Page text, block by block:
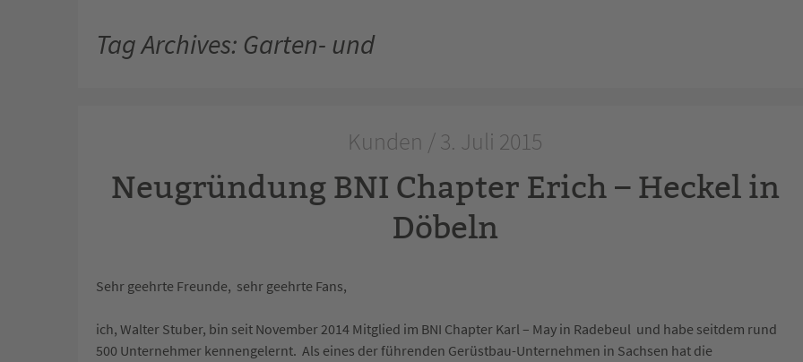
Tag Archives: Garten- und
Kunden / 3. Juli 2015
Neugründung BNI Chapter Erich – Heckel in
Döbeln
Sehr geehrte Freunde, sehr geehrte Fans,
ich, Walter Stuber, bin seit November 2014 Mitglied im BNI Chapter Karl – May in Radebeul und habe seitdem rund
500 Unternehmer kennengelernt. Als eines der führenden Gerüstbau-Unternehmen in Sachsen hat die